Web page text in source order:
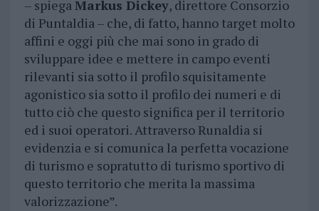
– spiegaMarkus Dickey, direttore Consorzio
di Puntaldia – che, di fatto, hanno target molto
affini e oggi più che mai sono in grado di
sviluppare idee e mettere in campo eventi
rilevanti sia sotto il profilo squisitamente
agonistico sia sotto il profilo dei numeri e di
tutto ciò che questo significa per il territorio
ed i suoi operatori. Attraverso Runaldia si
evidenzia e si comunica la perfetta vocazione
di turismo e sopratutto di turismo sportivo di
questo territorio che merita la massima
valorizzazione”.